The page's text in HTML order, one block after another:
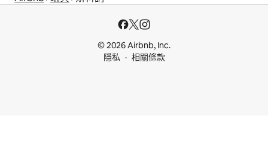
© 2026 Airbnb, Inc.
隱私
相關條款